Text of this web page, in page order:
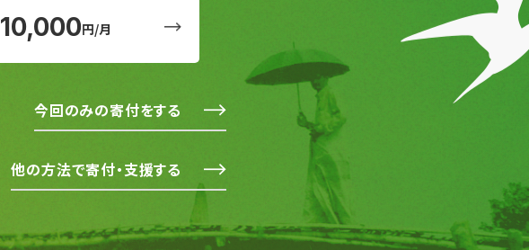
10,000円/月
今回のみの寄付をする
他の方法で寄付・支援する